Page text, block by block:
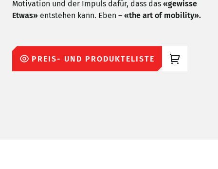
Motivation und der Impuls dafür, dass das «gewisse
Etwas» entstehen kann. Eben – «the art of mobility».
PREIS- UND PRODUKTELISTE